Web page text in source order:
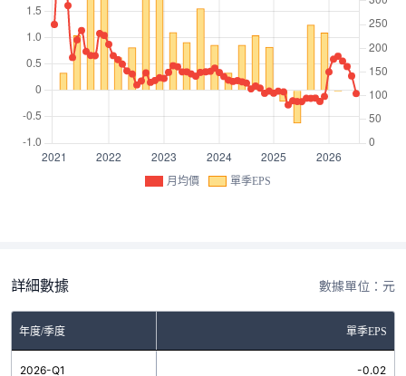
月均價 單季EPS
詳細數據 數據單位：元
年度/季度 單季EPS
2026-Q1 -0.02